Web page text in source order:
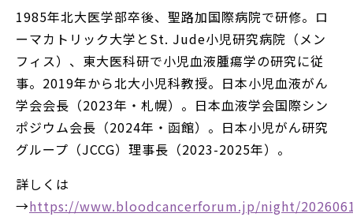
1985年北大医学部卒後、聖路加国際病院で研修。ロ
ーマカトリック大学とSt. Jude小児研究病院（メン
フィス）、東大医科研で小児血液腫瘍学の研究に従
事。2019年から北大小児科教授。日本小児血液がん
学会会長（2023年・札幌）。日本血液学会国際シン
ポジウム会長（2024年・函館）。日本小児がん研究
グループ（JCCG）理事長（2023-2025年）。
詳しくは
→https://www.bloodcancerforum.jp/night/